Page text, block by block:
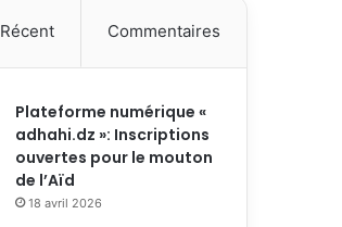
Récent Commentaires
Plateforme numérique «
adhahi.dz »: Inscriptions
ouvertes pour le mouton
de l’Aïd
18 avril 2026